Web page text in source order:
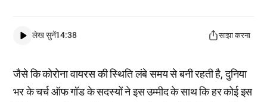
लेख सुनें14:38 साझा करना
जैसे कि कोरोना वायरस की स्थिति लंबे समय से बनी रहती है, दुनिया
भर के चर्च ऑफ गॉड के सदस्यों ने इस उम्मीद के साथ कि हर कोई इस